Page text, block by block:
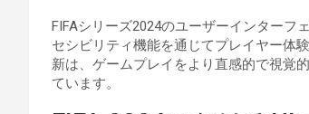
FIFAシリーズ2024のユーザーインターフ
セシビリティ機能を通じてプレイヤー体
新は、ゲームプレイをより直感的で視覚
ています。